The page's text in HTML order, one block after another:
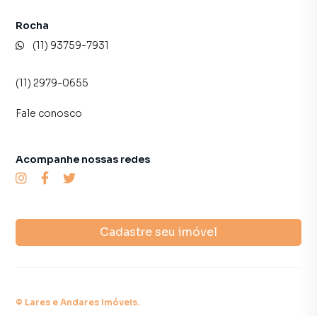
Rocha
(11) 93759-7931
(11) 2979-0655
Fale conosco
Cadastre seu imóvel
Acompanhe nossas redes
© Lares e Andares Imóveis.